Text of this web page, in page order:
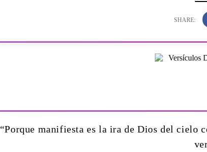
“Porque manifiesta es la ira de Dios del cielo